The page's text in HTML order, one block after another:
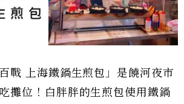
戰 上海鐵鍋生煎包」是饒河夜市
攤位！白胖胖的生煎包使用鐵鍋